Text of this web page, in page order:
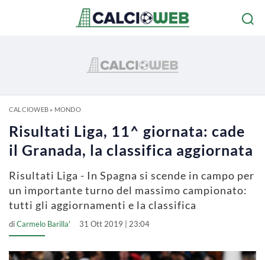
CALCIOWEB» MONDO
Risultati Liga, 11^ giornata: cade
il Granada, la classifica aggiornata
Risultati Liga - In Spagna si scende in campo per
un importante turno del massimo campionato:
tutti gli aggiornamenti e la classifica
diCarmelo Barilla' 31 Ott 2019 | 23:04